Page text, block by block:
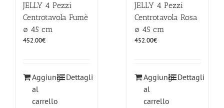
JELLY 4 Pezzi
Centrotavola Fumè
ø 45 cm
452.00€
Aggiungi
al
carrello
Dettagli
JELLY 4 Pezzi
Centrotavola Rosa
ø 45 cm
452.00€
Aggiungi
al
carrello
Dettagli